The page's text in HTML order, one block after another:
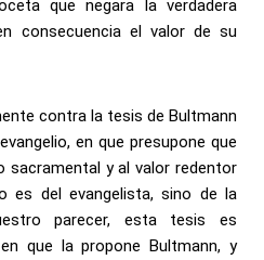
que negara la verdadera
consecuencia el valor de su
contra la tesis de Bultmann
en que presupone que
y al valor redentor
es del evangelista, sino de la
parecer, esta tesis es
que la propone Bultmann, y